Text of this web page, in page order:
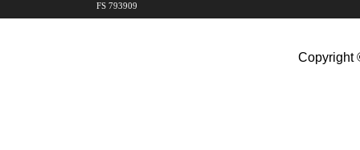
FS 793909
Copyright